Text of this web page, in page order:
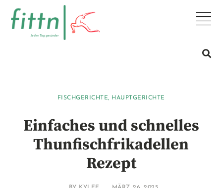
FISCHGERICHTE, HAUPTGERICHTE
Einfaches und schnelles
Thunfischfrikadellen
Rezept